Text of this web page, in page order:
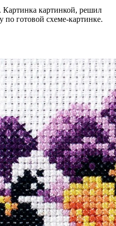
картинкой, решил
по готовой схеме-картинке.